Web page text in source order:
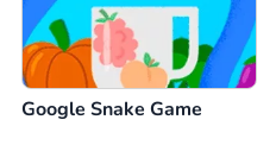
Google Snake Game